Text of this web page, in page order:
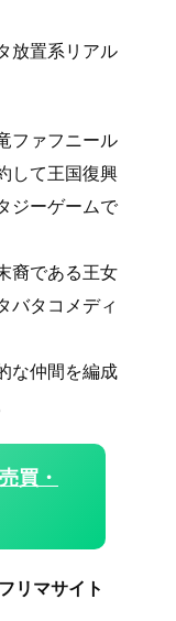
放置系リアル
ファフニール
して王国復興
ジーゲームで
裔である王女
バタコメディ
な仲間を編成
買・
リマサイト